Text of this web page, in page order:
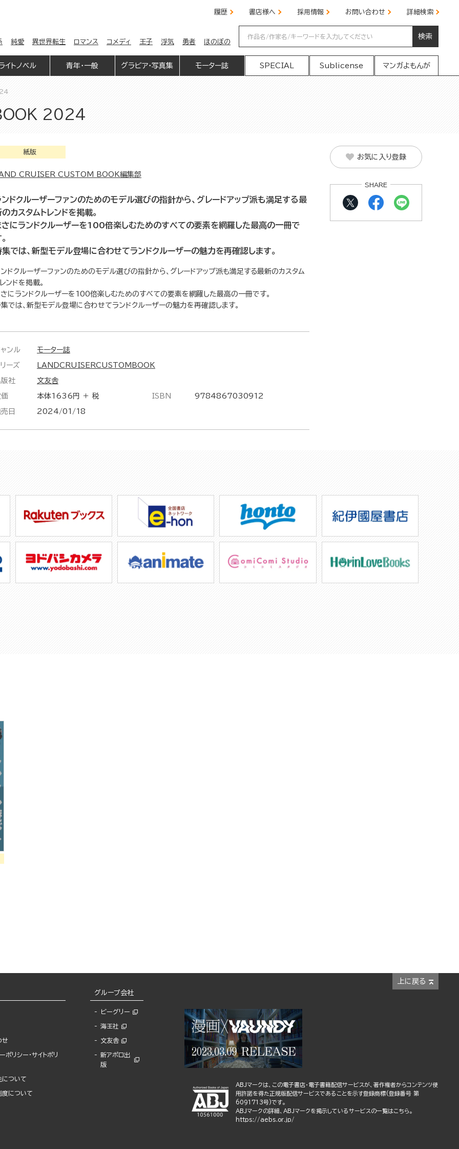
履歴 書店様へ 採用情報 お問い合わせ 詳細検索
純愛 異世界転生 ロマンス コメディ 王子 浮気 勇者 ほのぼの
検索
イトノベル 青年・一般 グラビア・写真集 モーター誌 SPECIAL Sublicense マンガよもんが
2024
紙版
CRUISER CUSTOM BOOK編集部
ンドクルーザーファンのためのモデル選びの指針から、グレードアップ派も満足する最
カスタムトレンドを掲載。
さにランドクルーザーを100倍楽しむためのすべての要素を網羅した最高の一冊で
集では、新型モデル登場に合わせてランドクルーザーの魅力を再確認します。
ドクルーザーファンのためのモデル選びの指針から、グレードアップ派も満足する最新のカスタム
ンドを掲載。
にランドクルーザーを100倍楽しむためのすべての要素を網羅した最高の一冊です。
では、新型モデル登場に合わせてランドクルーザーの魅力を再確認します。
ンル モーター誌
ーズ LANDCRUISERCUSTOMBOOK
社 文友舎
本体1636円 ＋ 税
日 2024/01/18
ISBN 9784867030912
お気に入り登録
SHARE
上に戻る
せ
ポリシー・サイトポリ
について
度について
グループ会社
ビーグリー
海王社
文友舎
新アポロ出
版
ABJマークは、この電子書店・電子書籍配信サービスが、著作権者からコンテンツ使
用許諾を得た正規版配信サービスであることを示す登録商標(登録番号 第
6091713号)です。
ABJマークの詳細、ABJマークを掲示しているサービスの一覧はこちら。
https://aebs.or.jp/